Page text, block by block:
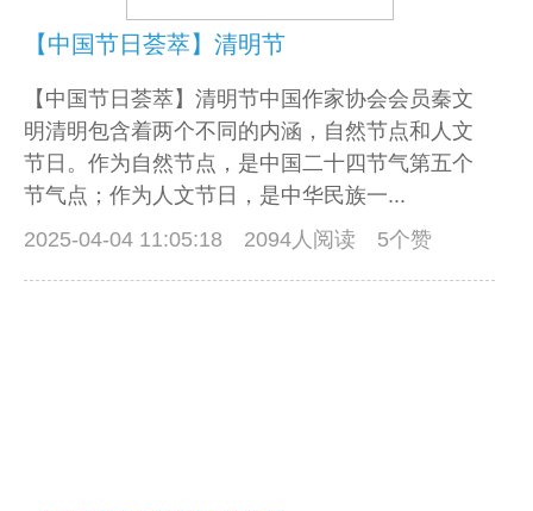
【中国节日荟萃】清明节
【中国节日荟萃】清明节中国作家协会会员秦文
明清明包含着两个不同的内涵，自然节点和人文
节日。作为自然节点，是中国二十四节气第五个
节气点；作为人文节日，是中华民族一...
2025-04-04 11:05:18
2094人阅读 5个赞